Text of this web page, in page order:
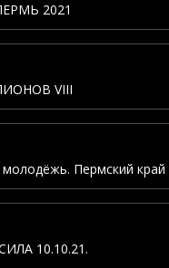
2021
VIII
молодёжь. Пермский край
10.10.21.